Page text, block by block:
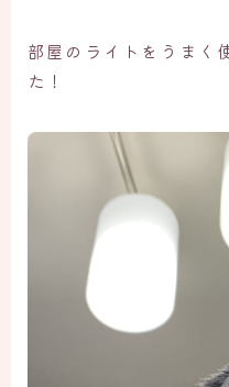
部屋のライトをうまく
た！